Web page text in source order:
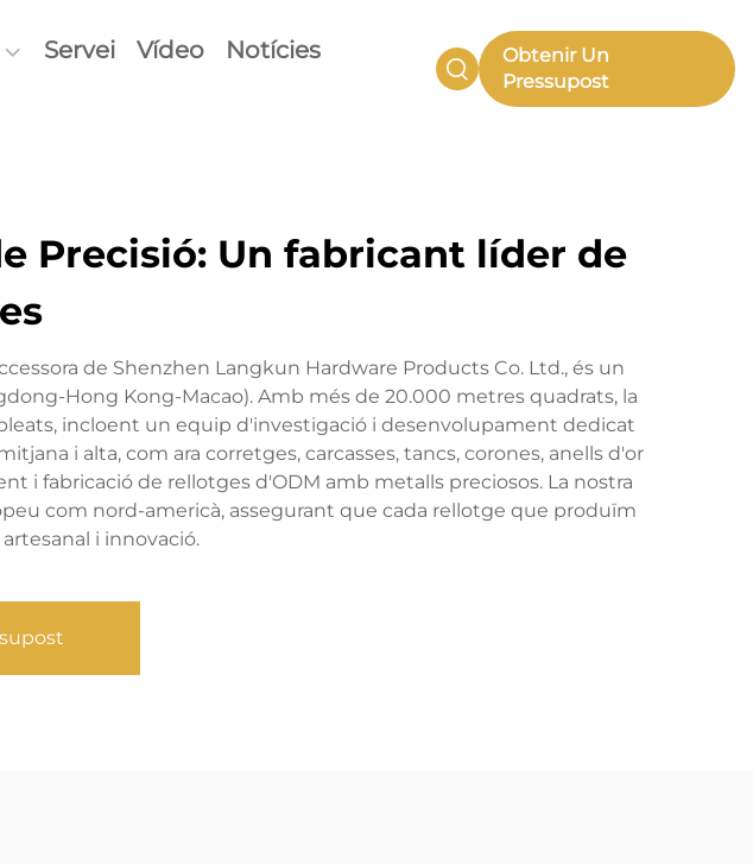
Servei Vídeo
Notícies
Obtenir Un
Pressupost
Precisió: Un fabricant líder de
de Shenzhen Langkun Hardware Products Co. Ltd., és un
Hong Kong-Macao). Amb més de 20.000 metres quadrats, la
incloent un equip d'investigació i desenvolupament dedicat
i alta, com ara corretges, carcasses, tancs, corones, anells d'or
i fabricació de rellotges d'ODM amb metalls preciosos. La nostra
com nord-americà, assegurant que cada rellotge que produïm
i innovació.